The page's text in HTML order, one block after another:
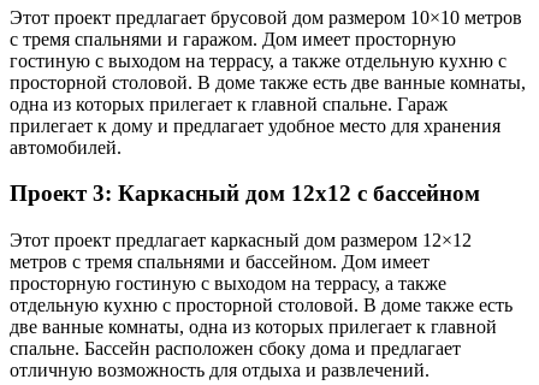
Этот проект предлагает брусовой дом размером 10×10 метров
с тремя спальнями и гаражом. Дом имеет просторную
гостиную с выходом на террасу, а также отдельную кухню с
просторной столовой. В доме также есть две ванные комнаты,
одна из которых прилегает к главной спальне. Гараж
прилегает к дому и предлагает удобное место для хранения
автомобилей.
Проект 3: Каркасный дом 12х12 с бассейном
Этот проект предлагает каркасный дом размером 12×12
метров с тремя спальнями и бассейном. Дом имеет
просторную гостиную с выходом на террасу, а также
отдельную кухню с просторной столовой. В доме также есть
две ванные комнаты, одна из которых прилегает к главной
спальне. Бассейн расположен сбоку дома и предлагает
отличную возможность для отдыха и развлечений.